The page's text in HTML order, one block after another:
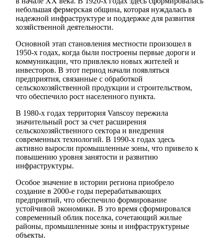
небольшая фермерская община, которая нуждалась в
надежной инфраструктуре и поддержке для развития
хозяйственной деятельности.
Основной этап становления местности произошел в
1950-х годах, когда были построены первые дороги и
коммуникации, что привлекло новых жителей и
инвесторов. В этот период начали появляться
предприятия, связанные с обработкой
сельскохозяйственной продукции и строительством,
что обеспечило рост населенного пункта.
В 1980-х годах территория Vanscoy пережила
значительный рост за счет расширения
сельскохозяйственного сектора и внедрения
современных технологий. В 1990-х годах здесь
активно выросли промышленные зоны, что привело к
повышению уровня занятости и развитию
инфраструктуры.
Особое значение в истории региона приобрело
создание в 2000-е годы перерабатывающих
предприятий, что обеспечило формирование
устойчивой экономики. В это время сформировался
современный облик поселка, сочетающий жилые
районы, промышленные зоны и инфраструктурные
объекты.